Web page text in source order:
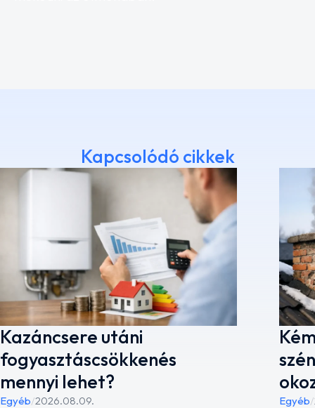
Kapcsolódó cikkek
Kazáncsere utáni
fogyasztáscsökkenés
mennyi lehet?
Egyéb/2026.08.09. Egyéb/